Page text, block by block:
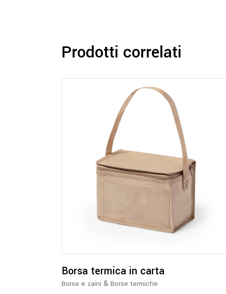
Prodotti correlati
Borsa termica in carta
Borse e zaini & Borse termiche